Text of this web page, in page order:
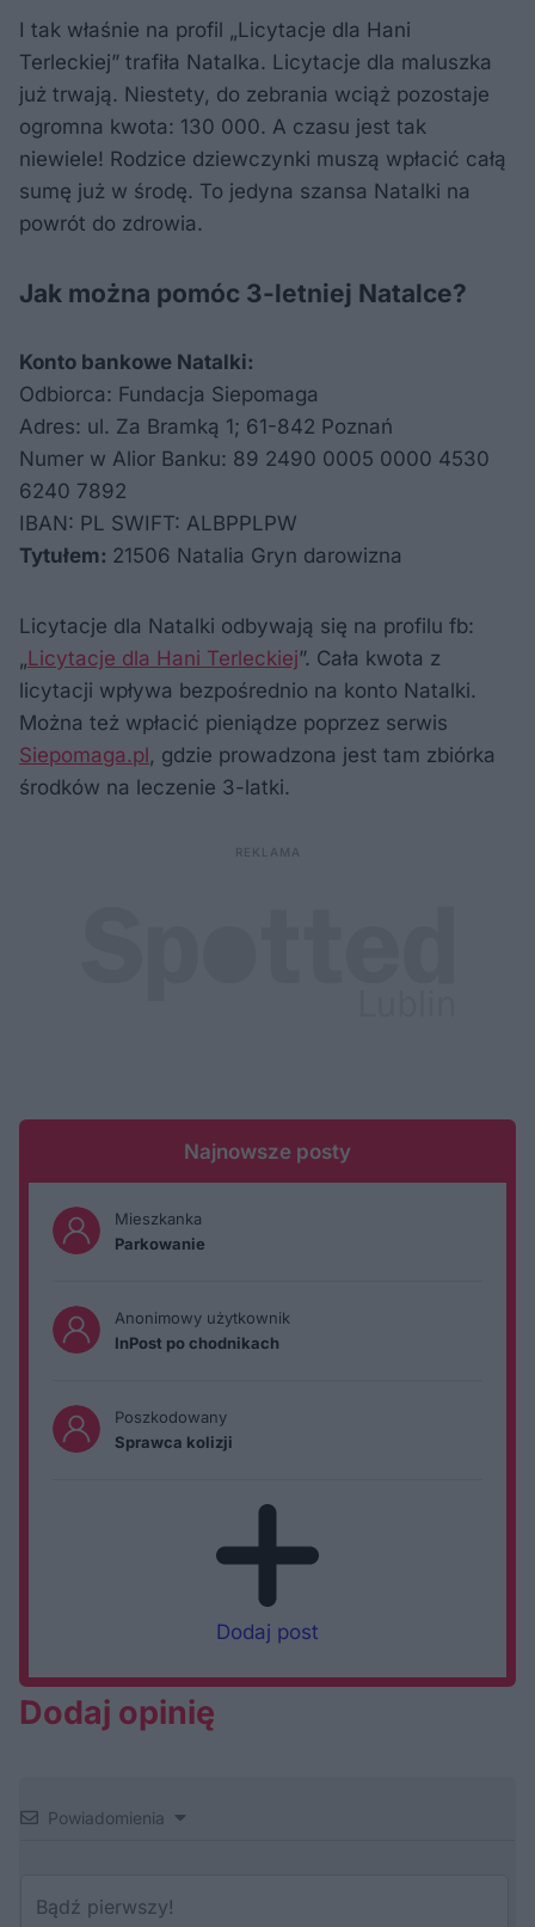
I tak właśnie na profil „Licytacje dla Hani
Terleckiej” trafiła Natalka. Licytacje dla maluszka
już trwają. Niestety, do zebrania wciąż pozostaje
ogromna kwota: 130 000. A czasu jest tak
niewiele! Rodzice dziewczynki muszą wpłacić całą
sumę już w środę. To jedyna szansa Natalki na
powrót do zdrowia.
Jak można pomóc 3-letniej Natalce?
Konto bankowe Natalki:
Odbiorca: Fundacja Siepomaga
Adres: ul. Za Bramką 1; 61-842 Poznań
Numer w Alior Banku: 89 2490 0005 0000 4530
6240 7892
IBAN: PL SWIFT: ALBPPLPW
Tytułem: 21506 Natalia Gryn darowizna
Licytacje dla Natalki odbywają się na profilu fb:
Licytacje dla Hani Terleckiej”. Cała kwota z
licytacji wpływa bezpośrednio na konto Natalki.
Można też wpłacić pieniądze poprzez serwis
Siepomaga.pl , gdzie prowadzona jest tam zbiórka
środków na leczenie 3-latki.
Najnowsze posty
Mieszkanka
Parkowanie
Anonimowy użytkownik
InPost po chodnikach
Poszkodowany
Sprawca kolizji
Dodaj post
Dodaj opinię
Powiadomienia